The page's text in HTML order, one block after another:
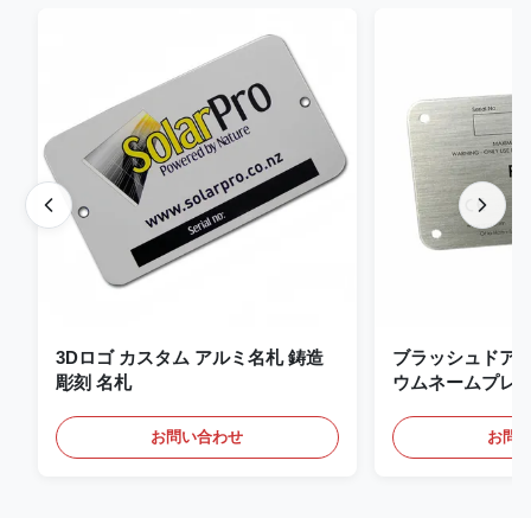
3Dロゴ カスタム アルミ名札 鋳造
彫刻 名札
お問い合わせ
ブラッシュドア
ウムネームプレ
お問